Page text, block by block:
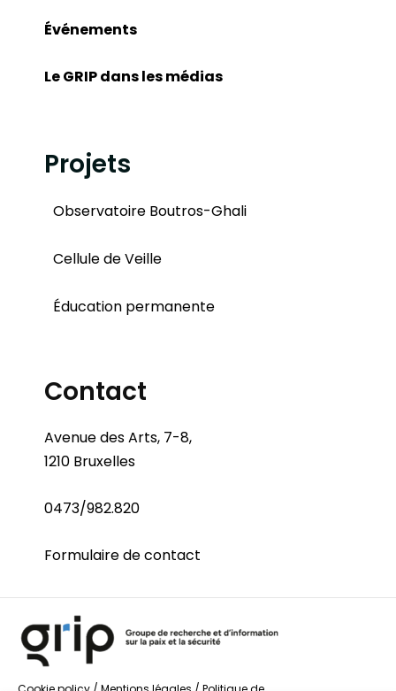
Événements
Le GRIP dans les médias
Projets
Observatoire Boutros-Ghali
Cellule de Veille
Éducation permanente
Contact
Avenue des Arts, 7-8,
1210 Bruxelles
0473/982.820
Formulaire de contact